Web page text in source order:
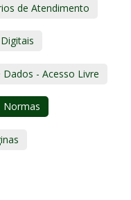
de Atendimento
Dados - Acesso Livre
Normas